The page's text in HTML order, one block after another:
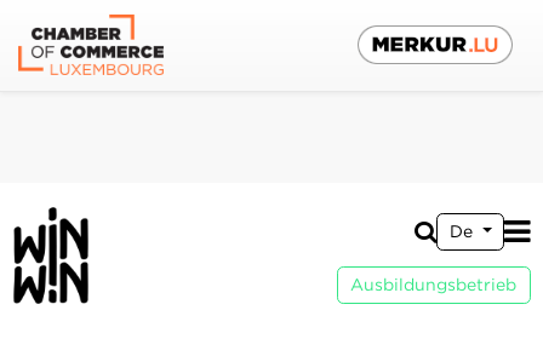
De
Ausbildungsbetrieb